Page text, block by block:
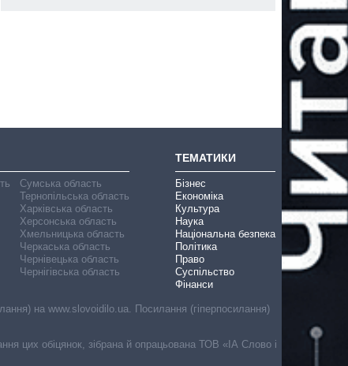
Сумська область
Тернопільська область
Харківська область
Херсонська область
Хмельницька область
Черкаська область
Чернівецька область
Чернігівська область
ТЕМАТИКИ
Бізнес
Економіка
Культура
Наука
Національна безпека
Політика
Право
Суспільство
Фінанси
на www.slovoidilo.ua. Посилання (гіперпосилання)
цих обіцянок, зібрана й опрацьована ТОВ «ІА Слово і